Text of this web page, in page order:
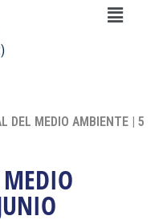
DEL MEDIO AMBIENTE | 5